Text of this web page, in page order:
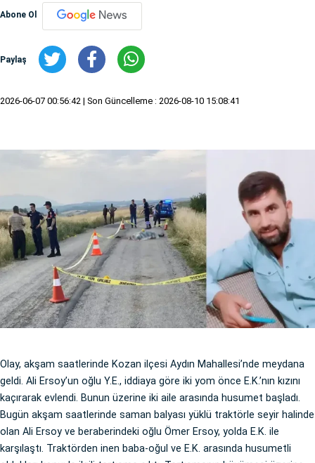
Abone Ol
Paylaş
2026-06-07 00:56:42 | Son Güncelleme : 2026-08-10 15:08:41
Olay, akşam saatlerinde Kozan ilçesi Aydın Mahallesi’nde meydana
geldi. Ali Ersoy’un oğlu Y.E., iddiaya göre iki yom önce E.K.’nın kızını
kaçırarak evlendi. Bunun üzerine iki aile arasında husumet başladı.
Bugün akşam saatlerinde saman balyası yüklü traktörle seyir halinde
olan Ali Ersoy ve beraberindeki oğlu Ömer Ersoy, yolda E.K. ile
karşılaştı. Traktörden inen baba-oğul ve E.K. arasında husumetli